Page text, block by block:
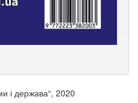
і держава“, 2020